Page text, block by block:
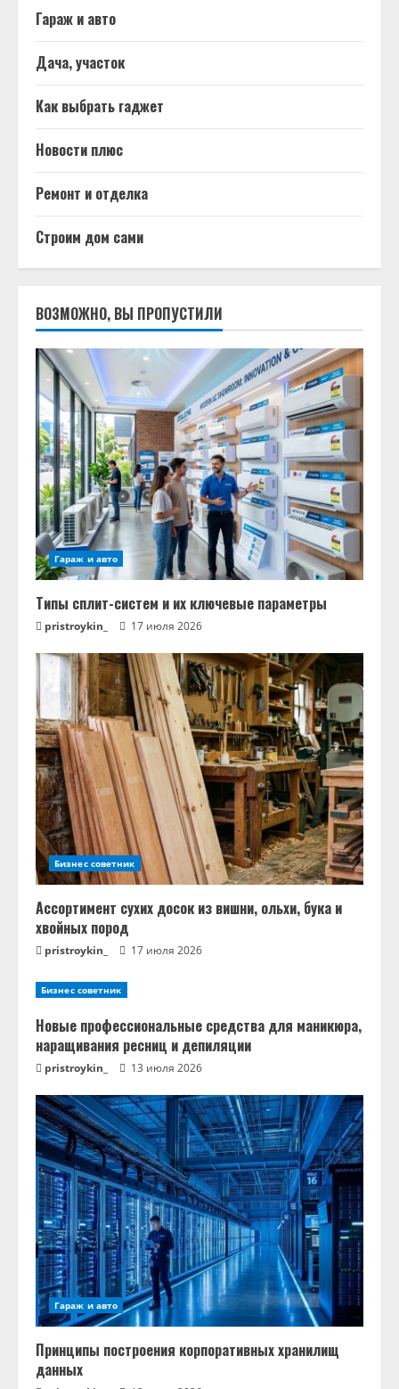
Гараж и авто
Дача, участок
Как выбрать гаджет
Новости плюс
Ремонт и отделка
Строим дом сами
ВОЗМОЖНО, ВЫ ПРОПУСТИЛИ
Гараж и авто
Типы сплит-систем и их ключевые параметры
pristroykin_ 17 июля 2026
Бизнес советник
Ассортимент сухих досок из вишни, ольхи, бука и
хвойных пород
pristroykin_ 17 июля 2026
Бизнес советник
Новые профессиональные средства для маникюра,
наращивания ресниц и депиляции
pristroykin_ 13 июля 2026
Гараж и авто
Принципы построения корпоративных хранилищ
данных